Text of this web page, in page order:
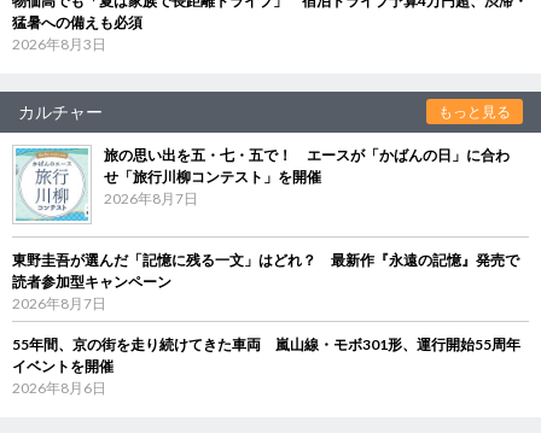
猛暑への備えも必須
2026年8月3日
カルチャー もっと見る
旅の思い出を五・七・五で！ エースが「かばんの日」に合わ
せ「旅行川柳コンテスト」を開催
2026年8月7日
東野圭吾が選んだ「記憶に残る一文」はどれ？ 最新作『永遠の記憶』発売で
読者参加型キャンペーン
2026年8月7日
55年間、京の街を走り続けてきた車両 嵐山線・モボ301形、運行開始55周年
イベントを開催
2026年8月6日